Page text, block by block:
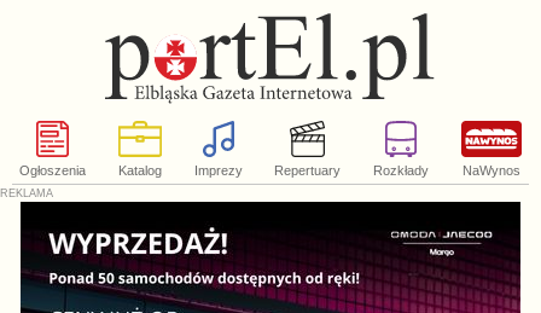
Ogłoszenia Katalog Imprezy Repertuary Rozkłady NaWynos